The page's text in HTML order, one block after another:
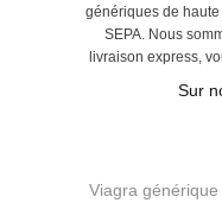
génériques de
SEPA. Nous
livraison express,
Sur
Viagra générique